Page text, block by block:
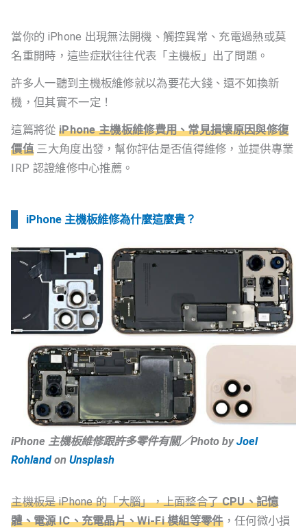
當你的 iPhone 出現無法開機、觸控異常、充電過熱或莫
名重開時，這些症狀往往代表「主機板」出了問題。
許多人一聽到主機板維修就以為要花大錢、還不如換新
機，但其實不一定！
這篇將從 iPhone 主機板維修費用、常見損壞原因與修復
價值三大角度出發，幫你評估是否值得維修，並提供專業
IRP 認證維修中心推薦。
iPhone 主機板維修為什麼這麼貴？
iPhone 主機板維修跟許多零件有關／Photo byJoel
Rohlandon Unsplash
主機板是 iPhone 的「大腦」，上面整合了CPU、記憶
體、電源 IC、充電晶片、Wi-Fi 模組等零件，任何微小損